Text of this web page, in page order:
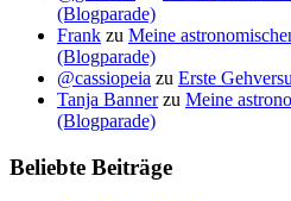
(Blogparade)
Frank zu Meine
(Blogparade)
@cassiopeia zu Erste
Tanja Bannerzu Meine
(Blogparade)
Beliebte Beiträge